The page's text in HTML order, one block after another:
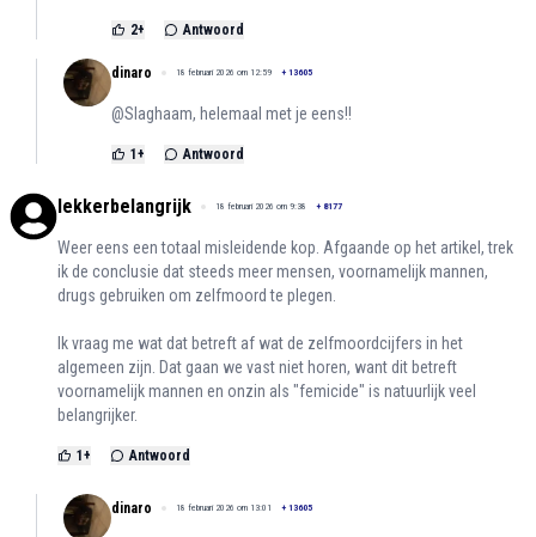
2+ Antwoord
dinaro 18 februari 2026 om 12:59 + 13605
@Slaghaam, helemaal met je eens!!
1+ Antwoord
lekkerbelangrijk 18 februari 2026 om 9:38 + 8177
Weer eens een totaal misleidende kop. Afgaande op het artikel, trek
ik de conclusie dat steeds meer mensen, voornamelijk mannen,
drugs gebruiken om zelfmoord te plegen.
Ik vraag me wat dat betreft af wat de zelfmoordcijfers in het
algemeen zijn. Dat gaan we vast niet horen, want dit betreft
voornamelijk mannen en onzin als "femicide" is natuurlijk veel
belangrijker.
1+ Antwoord
dinaro 18 februari 2026 om 13:01 + 13605